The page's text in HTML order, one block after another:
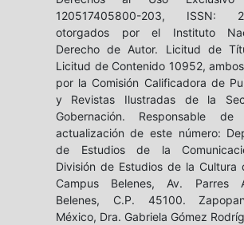
120517405800-203, ISSN:
otorgados por el Instituto
Derecho de Autor. Licitud de
Licitud de Contenido 10952,
por la Comisión Calificadora de
y Revistas Ilustradas de la
Gobernación. Responsable
actualización de este número:
de Estudios de la
División de Estudios de la Cultura
Campus Belenes, Av. Parres
Belenes, C.P. 45100.
México, Dra. Gabriela Gómez